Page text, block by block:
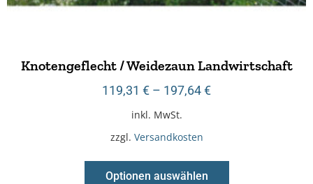
Knotengeflecht / Weidezaun Landwirtschaft
119,31 € – 197,64€
inkl. MwSt.
zzgl. Versandkosten
Optionen auswählen